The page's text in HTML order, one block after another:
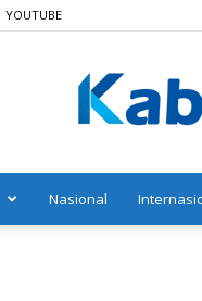
YOUTUBE
Nasional